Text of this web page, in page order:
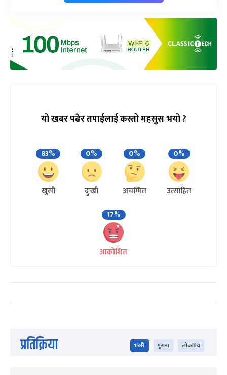
यो खबर पढेर तपाईलाई कस्तो महसुस भयो ?
83%
खुसी
0%
दुःखी
0%
अचम्मित
0%
उत्साहित
17%
आक्रोशित
प्रतिक्रिया भर्खरै पुराना लोकप्रिय